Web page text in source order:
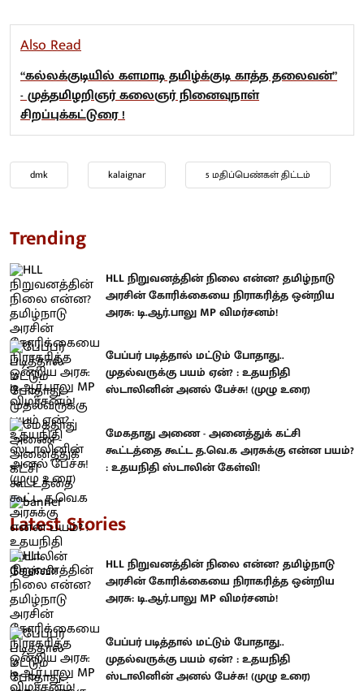
Also Read
“கல்லக்குடியில் களமாடி தமிழ்க்குடி காத்த தலைவன்”
- முத்தமிழறிஞர் கலைஞர் நினைவுநாள்
சிறப்புக்கட்டுரை !
dmk kalaignar 5 மதிப்பெண்கள் திட்டம்
Trending
HLL நிறுவனத்தின் நிலை என்ன? தமிழ்நாடு
அரசின் கோரிக்கையை நிராகரித்த ஒன்றிய
அரசு: டி.ஆர்.பாலு MP விமர்சனம்!
பேப்பர் படித்தால் மட்டும் போதாது..
முதல்வருக்கு பயம் ஏன்? : உதயநிதி
ஸ்டாலினின் அனல் பேச்சு! (முழு உரை)
மேகதாது அணை - அனைத்துக் கட்சி
கூட்டத்தை கூட்ட த.வெ.க அரசுக்கு என்ன பயம்?
: உதயநிதி ஸ்டாலின் கேள்வி!
Latest Stories
HLL நிறுவனத்தின் நிலை என்ன? தமிழ்நாடு
அரசின் கோரிக்கையை நிராகரித்த ஒன்றிய
அரசு: டி.ஆர்.பாலு MP விமர்சனம்!
பேப்பர் படித்தால் மட்டும் போதாது..
முதல்வருக்கு பயம் ஏன்? : உதயநிதி
ஸ்டாலினின் அனல் பேச்சு! (முழு உரை)